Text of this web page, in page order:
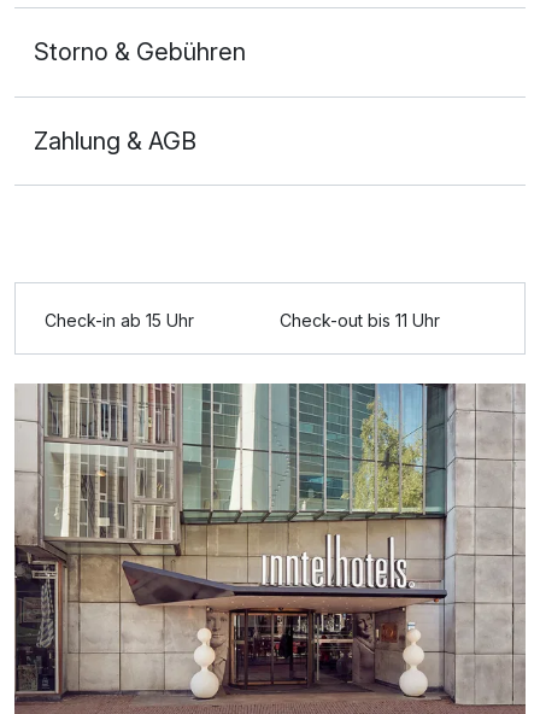
Storno & Gebühren
Zahlung & AGB
Check-in ab 15 Uhr Check-out bis 11 Uhr